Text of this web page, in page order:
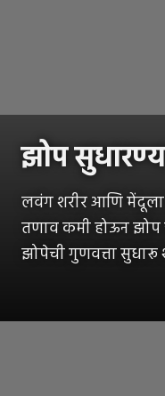
झोप
लवंग शरीर आणि
तणाव कमी होऊन झोप
झोपेची गुणवत्ता